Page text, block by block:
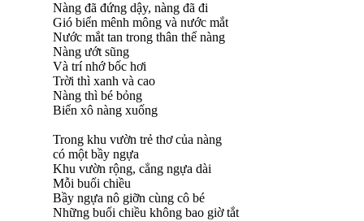
Nàng đã đứng dậy, nàng đã đi
Gió biển mênh mông và nước mắt
Nước mắt tan trong thân thể nàng
Nàng ướt sũng
Và trí nhớ bốc hơi
Trời thì xanh và cao
Nàng thì bé bỏng
Biển xô nàng xuống
Trong khu vườn trẻ thơ của nàng
có một bầy ngựa
Khu vườn rộng, cẳng ngựa dài
Mỗi buổi chiều
Bầy ngựa nô giỡn cùng cô bé
Những buổi chiều không bao giờ tắt